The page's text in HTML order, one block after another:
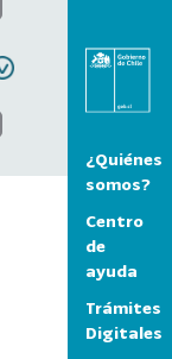
¿Quiénes
somos?
Centro
de
ayuda
Trámites
Digitales